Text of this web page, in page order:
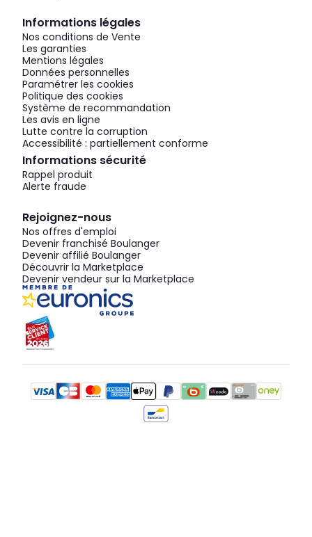
Informations légales
Nos conditions de Vente
Les garanties
Mentions légales
Données personnelles
Paramétrer les cookies
Politique des cookies
Système de recommandation
Les avis en ligne
Lutte contre la corruption
Accessibilité : partiellement conforme
Informations sécurité
Rappel produit
Alerte fraude
Rejoignez-nous
Nos offres d'emploi
Devenir franchisé Boulanger
Devenir affilié Boulanger
Découvrir la Marketplace
Devenir vendeur sur la Marketplace